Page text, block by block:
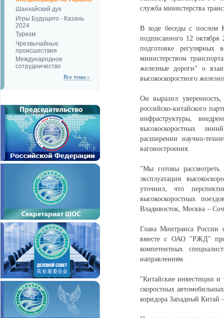
Шанхайский дух
Игры Будущего - Казань
2024
Туризм
Чрезвычайные
происшествия
Международное
сотрудничество
Все темы »
служба министерства
В ходе беседы с послом
подписанного 12
подготовке
министерством
железные дороги" о
высокоскоростного
Он выразил
российско-китайского
инфраструктуры,
высокоскоростных
расширении научно-
вагоностроения.
"Мы готовы рассмотреть
эксплуатации
уточнил, что
высокоскоростных
Владивосток, Москва –
Глава Минтранса России
вместе с ОАО "РЖД"
компетентных
направлениям.
"Китайские инвестиции и
скоростных
коридора Западный Китай